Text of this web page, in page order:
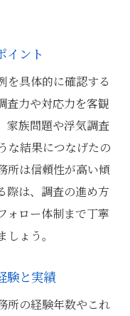
イント
を具体的に確認する
査力や対応力を客観
家族問題や浮気調査
な結果につなげたの
所は信頼性が高い傾
際は、調査の進め方
ォロー体制まで丁寧
ょう。
験と実績
所の経験年数やこれ